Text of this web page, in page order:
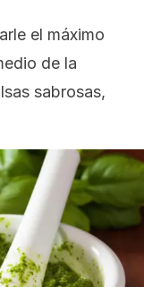
el máximo
de la
sabrosas,